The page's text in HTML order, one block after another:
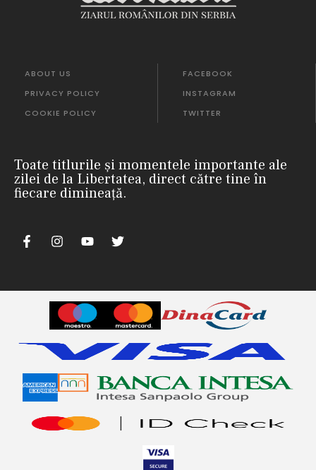
ABOUT US
PRIVACY POLICY
COOKIE POLICY
FACEBOOK
INSTAGRAM
TWITTER
Toate titlurile și momentele importante ale
zilei de la Libertatea, direct către tine în
fiecare dimineață.